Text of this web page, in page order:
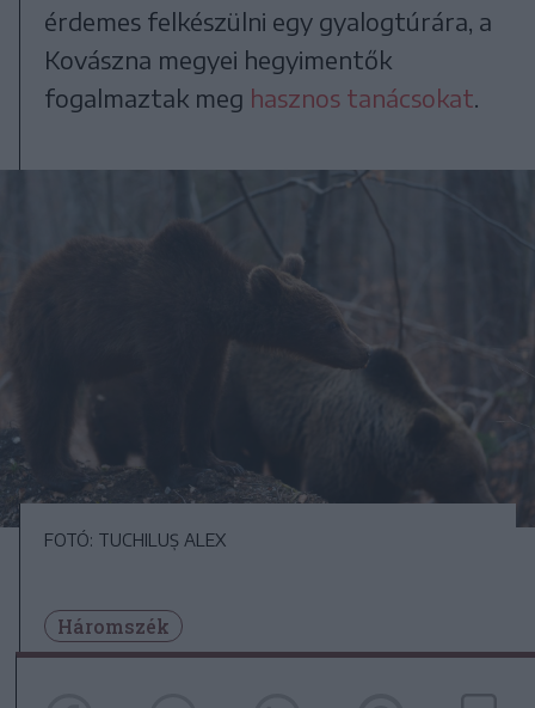
érdemes felkészülni egy gyalogtúrára, a
Kovászna megyei hegyimentők
fogalmaztak meg hasznos tanácsokat.
FOTÓ: TUCHILUȘ ALEX
Háromszék